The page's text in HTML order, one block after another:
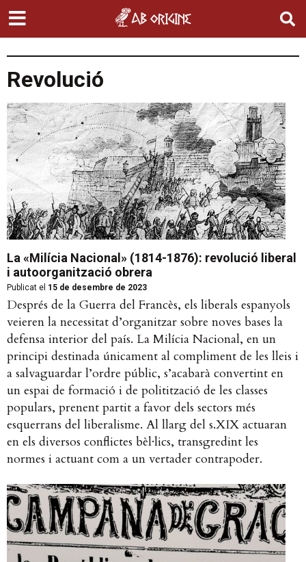
Revolució
La «Milícia Nacional» (1814-1876): revolució liberal
i autoorganització obrera
Publicat el 15 de desembre de 2023
Després de la Guerra del Francès, els liberals espanyols
veieren la necessitat d’organitzar sobre noves bases la
defensa interior del país. La Milícia Nacional, en un
principi destinada únicament al compliment de les lleis i
a salvaguardar l’ordre públic, s’acabarà convertint en
un espai de formació i de politització de les classes
populars, prenent partit a favor dels sectors més
esquerrans del liberalisme. Al llarg del s.XIX actuaran
en els diversos conflictes bèl·lics, transgredint les
normes i actuant com a un vertader contrapoder.